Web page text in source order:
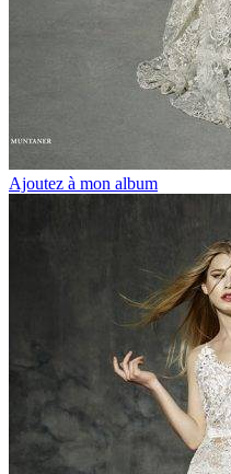
Ajoutez à mon album